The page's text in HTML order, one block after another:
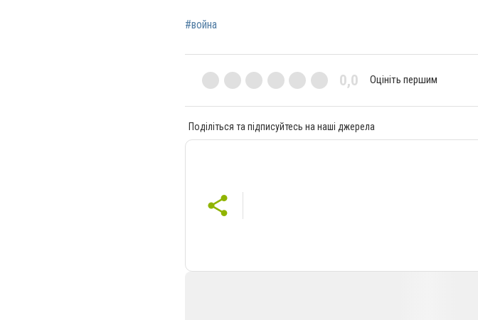
#война
0,0 Оцініть першим
Поділіться та підписуйтесь на наші джерела